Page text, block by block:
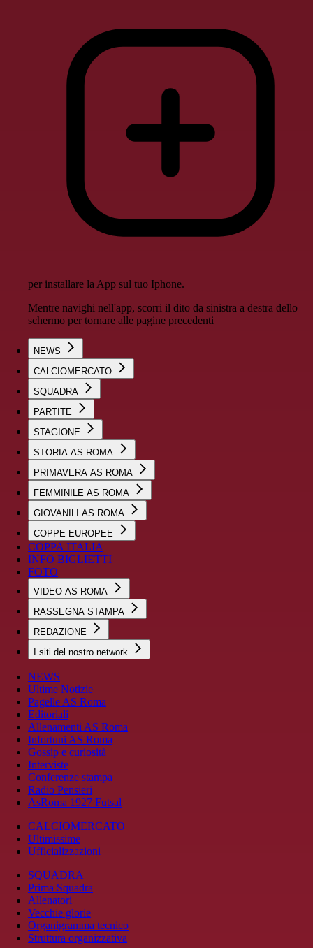
per installare la App sul tuo Iphone.
Mentre navighi nell'app, scorri il dito da sinistra a destra dello
schermo per tornare alle pagine precedenti
NEWS
CALCIOMERCATO
SQUADRA
PARTITE
STAGIONE
STORIA AS ROMA
PRIMAVERA AS ROMA
FEMMINILE AS ROMA
GIOVANILI AS ROMA
COPPE EUROPEE
COPPA ITALIA
INFO BIGLIETTI
FOTO
VIDEO AS ROMA
RASSEGNA STAMPA
REDAZIONE
I siti del nostro network
NEWS
Ultime Notizie
Pagelle AS Roma
Editoriali
Allenamenti AS Roma
Infortuni AS Roma
Gossip e curiosità
Interviste
Conferenze stampa
Radio Pensieri
AsRoma 1927 Futsal
CALCIOMERCATO
Ultimissime
Ufficializzazioni
SQUADRA
Prima Squadra
Allenatori
Vecchie glorie
Organigramma tecnico
Struttura organizzativa